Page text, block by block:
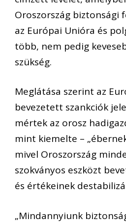
Oroszország biztonsági
az Európai Unióra és
több, nem pedig
szükség.
Meglátása szerint az
bevezetett szankciók
mértek az orosz
mint kiemelte –
mivel Oroszország
szokványos eszközt
és értékeinek
„Mindannyiunk